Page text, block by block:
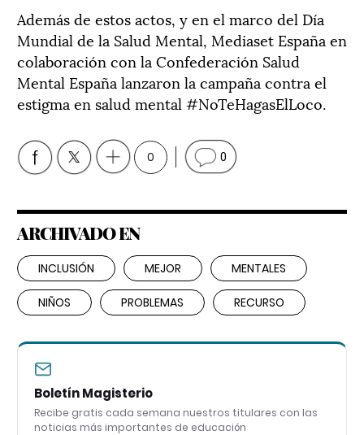
Además de estos actos, y en el marco del Día
Mundial de la Salud Mental, Mediaset España en
colaboración con la Confederación Salud
Mental España lanzaron la campaña contra el
estigma en salud mental #NoTeHagasElLoco.
0 0
ARCHIVADO EN
INCLUSIÓN MEJOR MENTALES
NIÑOS PROBLEMAS RECURSO
Boletín Magisterio
Recibe gratis cada semana nuestros titulares con las
noticias más importantes de educación